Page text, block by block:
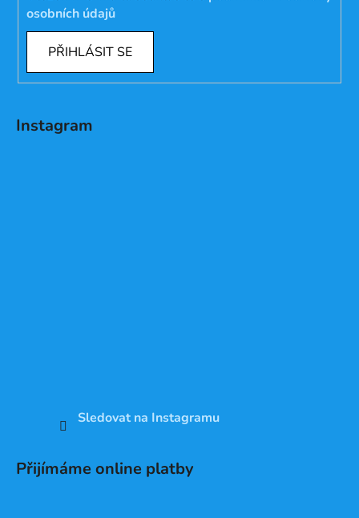
osobních údajů
PŘIHLÁSIT SE
Instagram
Sledovat na Instagramu
Přijímáme online platby